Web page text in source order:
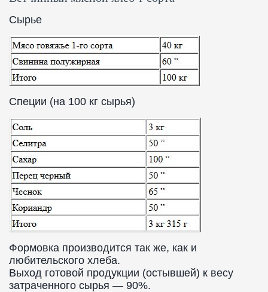
Сырье
Специи (на 100 кг сырья)
Формовка производится так же, как и
любительского хлеба.
Выход готовой продукции (остывшей) к весу
затраченного сырья — 90%.